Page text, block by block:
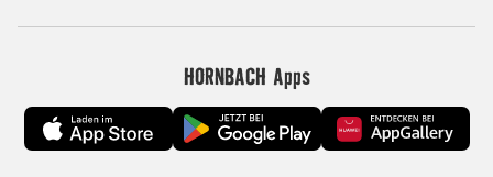
HORNBACH Apps